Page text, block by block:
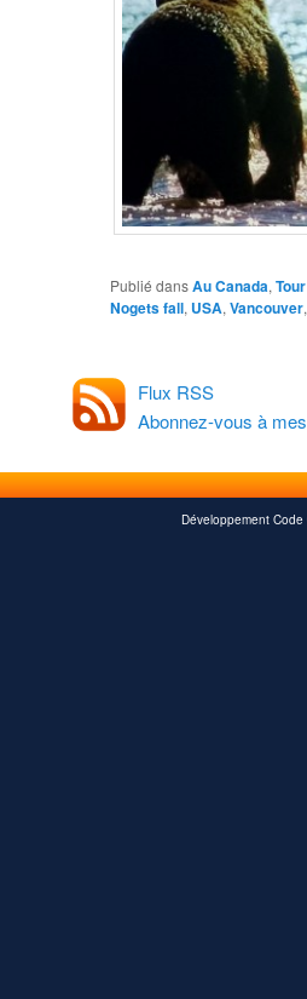
Publié dansAu Canada,
Nogets fall, USA,Vancouver
Flux RSS
Abonnez-vous à
Développement